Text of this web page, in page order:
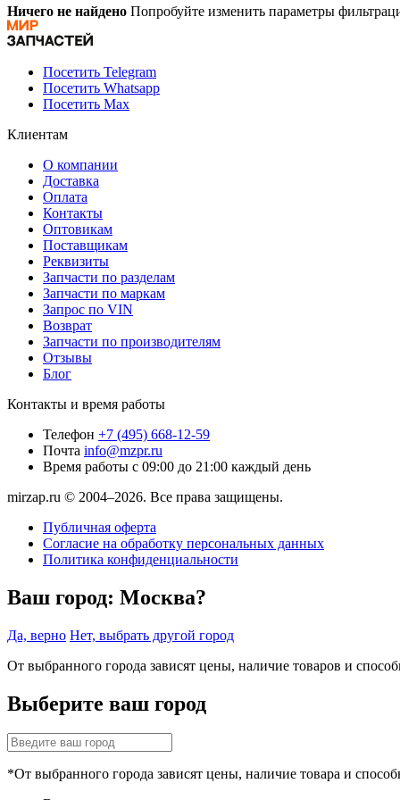
Ничего не найдено Попробуйте изменить параметры
Посетить Telegram
Посетить Whatsapp
Посетить Max
Клиентам
О компании
Доставка
Оплата
Контакты
Оптовикам
Поставщикам
Реквизиты
Запчасти по разделам
Запчасти по маркам
Запрос по VIN
Возврат
Запчасти по производителям
Отзывы
Блог
Контакты и время работы
Телефон +7 (495) 668-12-59
Почта info@mzpr.ru
Время работы с 09:00 до 21:00 каждый день
mirzap.ru © 2004–2026. Все права защищены.
Публичная оферта
Согласие на обработку персональных данных
Политика конфиденциальности
Ваш город: Москва?
Да, верно Нет, выбрать другой город
От выбранного города зависят цены, наличие товаров и
Выберите ваш город
*От выбранного города зависят цены, наличие товара и